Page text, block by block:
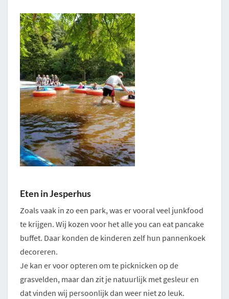
Eten in Jesperhus
Zoals vaak in zo een park, was er vooral veel junkfood
te krijgen. Wij kozen voor het alle you can eat pancake
buffet. Daar konden de kinderen zelf hun pannenkoek
decoreren.
Je kan er voor opteren om te picknicken op de
grasvelden, maar dan zit je natuurlijk met gesleur en
dat vinden wij persoonlijk dan weer niet zo leuk.